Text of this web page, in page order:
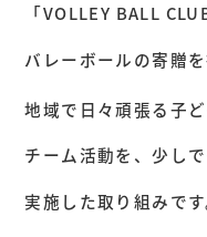
「VOLLEY BALL
バレーボールの寄贈を
地域で日々頑張る子
チーム活動を、少し
実施した取り組みです